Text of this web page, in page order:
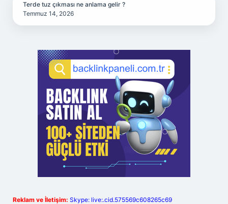
Terde tuz çıkması ne anlama gelir ?
Temmuz 14, 2026
Reklam ve İletişim: Skype: live:.cid.575569c608265c69